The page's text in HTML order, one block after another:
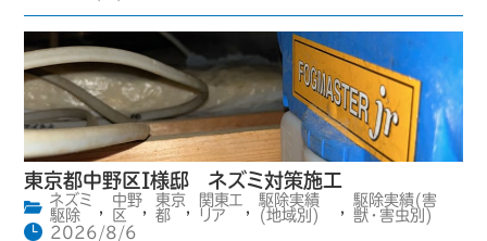
東京都中野区I様邸 ネズミ対策施工
ネズミ
駆除
,
中野
区
,
東京
都
,
関東エ
リア
,
駆除実績
(地域別)
,
駆除実績(害
獣・害虫別)
2026/8/6